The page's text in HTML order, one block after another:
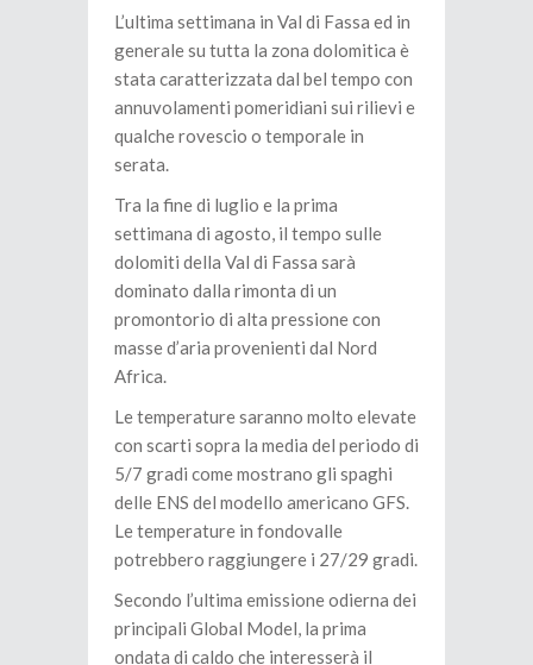
L’ultima settimana in Val di Fassa ed in
generale su tutta la zona dolomitica è
stata caratterizzata dal bel tempo con
annuvolamenti pomeridiani sui rilievi e
qualche rovescio o temporale in
serata.
Tra la fine di luglio e la prima
settimana di agosto, il tempo sulle
dolomiti della Val di Fassa sarà
dominato dalla rimonta di un
promontorio di alta pressione con
masse d’aria provenienti dal Nord
Africa.
Le temperature saranno molto elevate
con scarti sopra la media del periodo di
5/7 gradi come mostrano gli spaghi
delle ENS del modello americano GFS.
Le temperature in fondovalle
potrebbero raggiungere i 27/29 gradi.
Secondo l’ultima emissione odierna dei
principali Global Model, la prima
ondata di caldo che interesserà il